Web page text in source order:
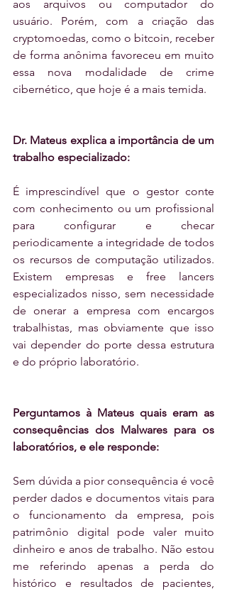
aos arquivos ou computador do
usuário. Porém, com a criação das
cryptomoedas, como o bitcoin, receber
de forma anônima favoreceu em muito
essa nova modalidade de crime
cibernético, que hoje é a mais temida.
Dr. Mateus explica a importância de um
trabalho especializado:
É imprescindível que o gestor conte
com conhecimento ou um profissional
para configurar e checar
periodicamente a integridade de todos
os recursos de computação utilizados.
Existem empresas e free lancers
especializados nisso, sem necessidade
de onerar a empresa com encargos
trabalhistas, mas obviamente que isso
vai depender do porte dessa estrutura
e do próprio laboratório.
Perguntamos à Mateus quais eram as
consequências dos Malwares para os
laboratórios, e ele responde:
Sem dúvida a pior consequência é você
perder dados e documentos vitais para
o funcionamento da empresa, pois
patrimônio digital pode valer muito
dinheiro e anos de trabalho. Não estou
me referindo apenas a perda do
histórico e resultados de pacientes,